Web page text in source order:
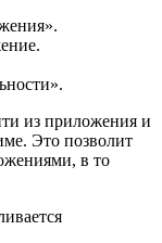
из приложения и
Это позволит
в то